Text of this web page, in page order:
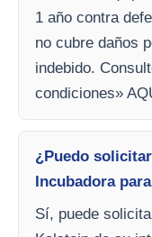
1 año contra
no cubre daños
indebido.
condiciones»
¿Puedo
Incubadora
Sí, puede